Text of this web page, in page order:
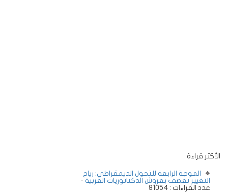
الأكثر قراءة
الموجة الرابعة للتحول الديمقراطي: رياح
التغيير تعصف بعروش الدكتاتوريات العربية -
عدد القراءات : 91054